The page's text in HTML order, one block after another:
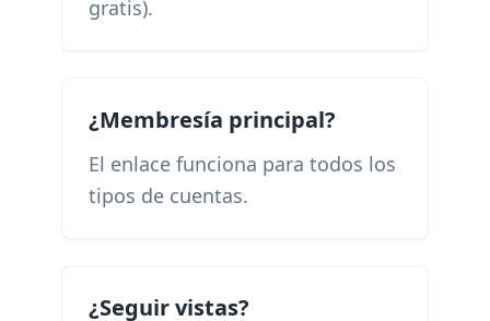
gratis).
¿Membresía principal?
El enlace funciona para todos los
tipos de cuentas.
¿Seguir vistas?